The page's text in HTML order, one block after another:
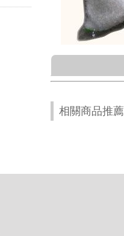
相關商品推薦